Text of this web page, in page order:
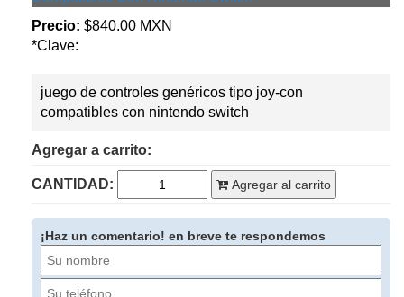
Precio: $840.00 MXN
*Clave:
juego de controles genéricos tipo joy-con
compatibles con nintendo switch
Agregar a carrito:
CANTIDAD: Agregar al carrito
¡Haz un comentario! en breve te respondemos